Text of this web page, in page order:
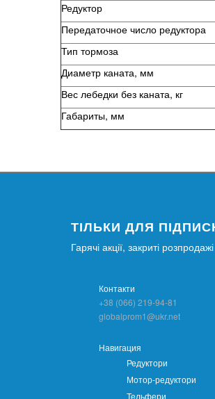
Редуктор
Передаточное число редуктора
Тип тормоза
Диаметр каната, мм
Вес лебедки без каната, кг
Габариты, мм
ТІЛЬКИ ДЛЯ
Гарячі акції, закриті
Контакти
+38 (066) 219-94-81
globalprom1@ukr.net
Навигация
Редуктори
Мотор-редуктори
Тельфери